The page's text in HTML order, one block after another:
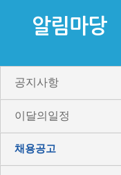
알림마당
공지사항
이달의일정
채용공고